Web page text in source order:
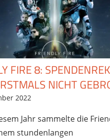
FIRE 8:
NICHT
2022
Jahr sammelte die
stundenlangen